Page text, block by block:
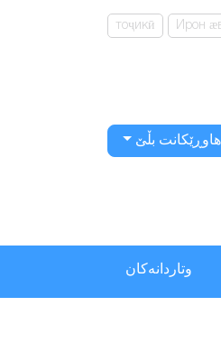
Ирон
тоҷикӣ
هاوڕێکانت بڵێ
وتاردانەكان